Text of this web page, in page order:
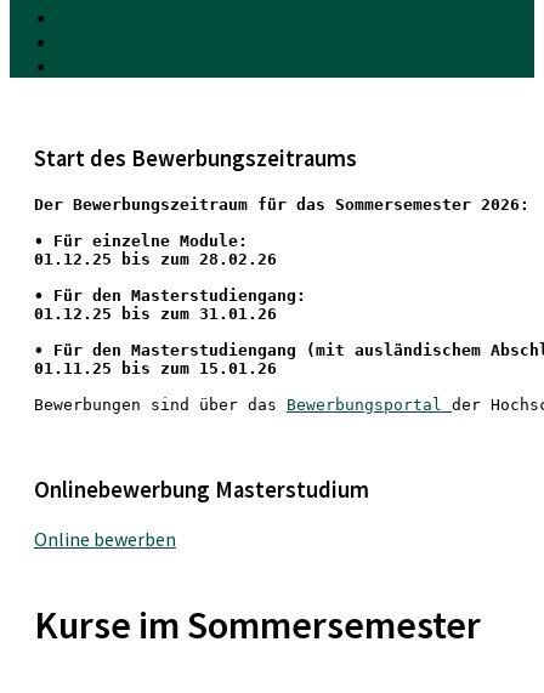
Start des Bewerbungszeitraums
Der Bewerbungszeitraum für das Sommersemester 2026:
• Für einzelne Module:
01.12.25 bis zum 28.02.26
• Für den Masterstudiengang:
01.12.25 bis zum 31.01.26
• Für den Masterstudiengang (mit ausländischem
01.11.25 bis zum 15.01.26
Bewerbungen sind über das Bewerbungsportal der
Onlinebewerbung Masterstudium
Online bewerben
Kurse im Sommersemester